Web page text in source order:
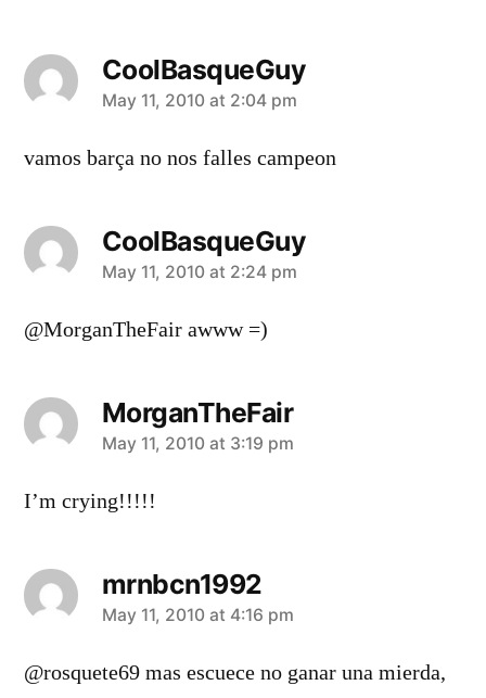
CoolBasqueGuy
says:
May 11, 2010 at 2:04 pm
vamos barça no nos falles campeon
CoolBasqueGuy
says:
May 11, 2010 at 2:24 pm
@MorganTheFair awww =)
MorganTheFair
says:
May 11, 2010 at 3:19 pm
I’m crying!!!!!
mrnbcn1992
says:
May 11, 2010 at 4:16 pm
@rosquete69 mas escuece no ganar una mierda,